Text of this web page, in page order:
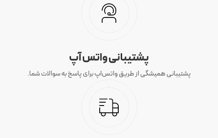
پشتیبانی واتس آپ
پشتیبانی همیشگی از طریق واتس‌اپ برای پاسخ به سوالات شما.